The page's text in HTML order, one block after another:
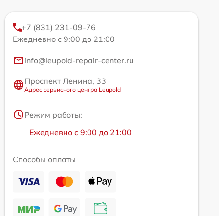
+7 (831) 231-09-76
Ежедневно с 9:00 до 21:00
info@leupold-repair-center.ru
Проспект Ленина, 33
Адрес сервисного центра Leupold
Режим работы:
Ежедневно с 9:00 до 21:00
Способы оплаты